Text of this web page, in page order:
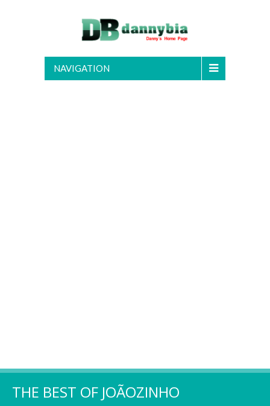
NAVIGATION
THE BEST OF JOÃOZINHO